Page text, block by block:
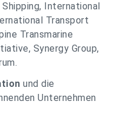
International
Transport
Transmarine
Synergy Group,
und die
Unternehmen